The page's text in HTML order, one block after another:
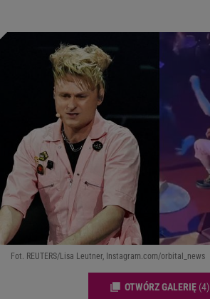
Fot. REUTERS/Lisa Leutner, Instagram.com/orbital_news
OTWÓRZ GALERIĘ (4)